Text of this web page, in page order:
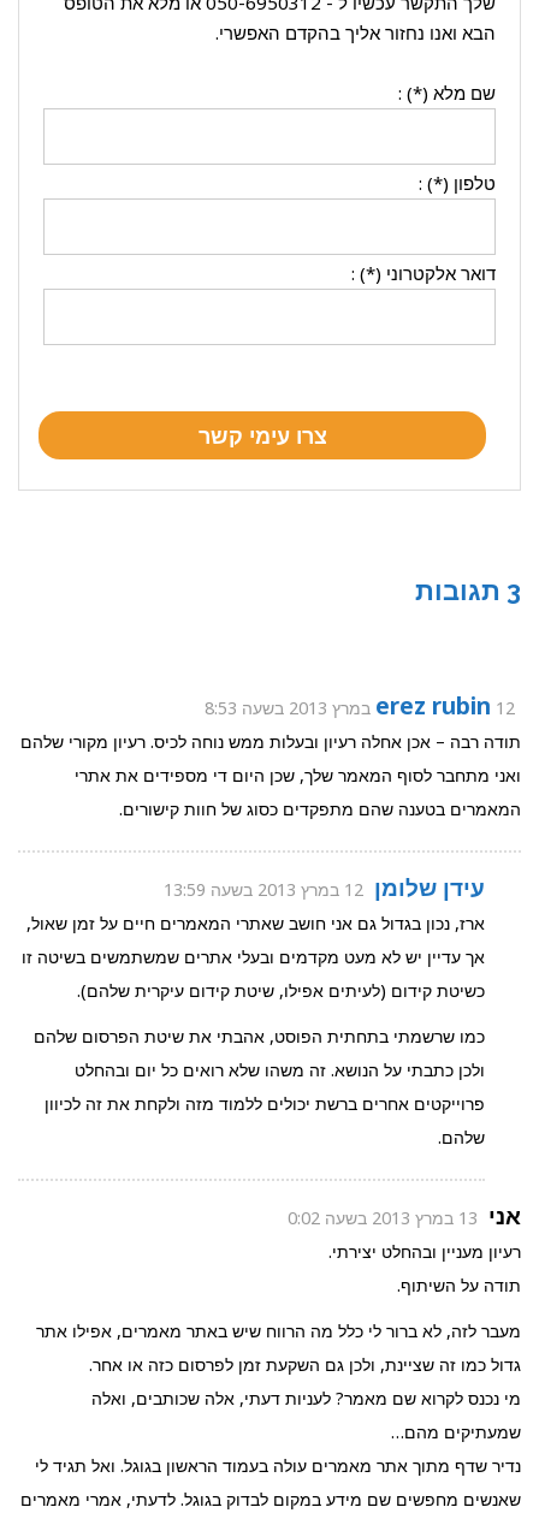
הבא ואנו נחזור אליך בהקדם האפשרי.
שם מלא (*) :
טלפון (*) :
דואר אלקטרוני (*) :
3 תגובות
erez rubin 12 במרץ 2013 בשעה 8:53
תודה רבה – אכן אחלה רעיון ובעלות ממש נוחה לכיס. רעיון מקורי שלהם
ואני מתחבר לסוף המאמר שלך, שכן היום די מספידים את אתרי
המאמרים בטענה שהם מתפקדים כסוג של חוות קישורים.
עידן שלומן 12 במרץ 2013 בשעה 13:59
ארז, נכון בגדול גם אני חושב שאתרי המאמרים חיים על זמן שאול,
אך עדיין יש לא מעט מקדמים ובעלי אתרים שמשתמשים בשיטה זו
כשיטת קידום (לעיתים אפילו, שיטת קידום עיקרית שלהם).
כמו שרשמתי בתחתית הפוסט, אהבתי את שיטת הפרסום שלהם
ולכן כתבתי על הנושא. זה משהו שלא רואים כל יום ובהחלט
פרוייקטים אחרים ברשת יכולים ללמוד מזה ולקחת את זה לכיוון
שלהם.
אני 13 במרץ 2013 בשעה 0:02
רעיון מעניין ובהחלט יצירתי.
תודה על השיתוף.
מעבר לזה, לא ברור לי כלל מה הרווח שיש באתר מאמרים, אפילו אתר
גדול כמו זה שציינת, ולכן גם השקעת זמן לפרסום כזה או אחר.
מי נכנס לקרוא שם מאמר? לעניות דעתי, אלה שכותבים, ואלה
שמעתיקים מהם…
נדיר שדף מתוך אתר מאמרים עולה בעמוד הראשון בגוגל. ואל תגיד לי
שאנשים מחפשים שם מידע במקום לבדוק בגוגל. לדעתי, אמרי מאמרים